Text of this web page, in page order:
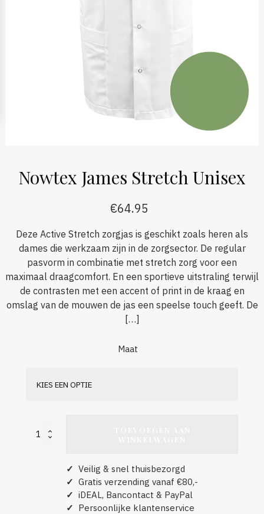
Nowtex James Stretch Unisex
€64.95
Deze Active Stretch zorgjas is geschikt zoals heren als
dames die werkzaam zijn in de zorgsector. De regular
pasvorm in combinatie met stretch zorg voor een
maximaal draagcomfort. En een sportieve uitstraling terwijl
de contrasten met een accent of print in de kraag en
omslag van de mouwen de jas een speelse touch geeft. De
[…]
Maat
Nowtex
James
✓ Veilig & snel thuisbezorgd
✓ Gratis verzending vanaf €80,-
✓ iDEAL, Bancontact & PayPal
✓ Persoonlijke klantenservice